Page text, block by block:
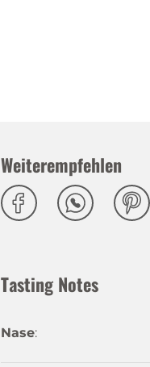
Weiterempfehlen
Tasting Notes
Nase: